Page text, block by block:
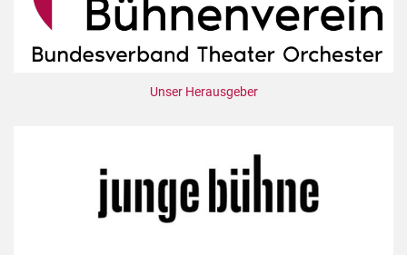
Unser Herausgeber